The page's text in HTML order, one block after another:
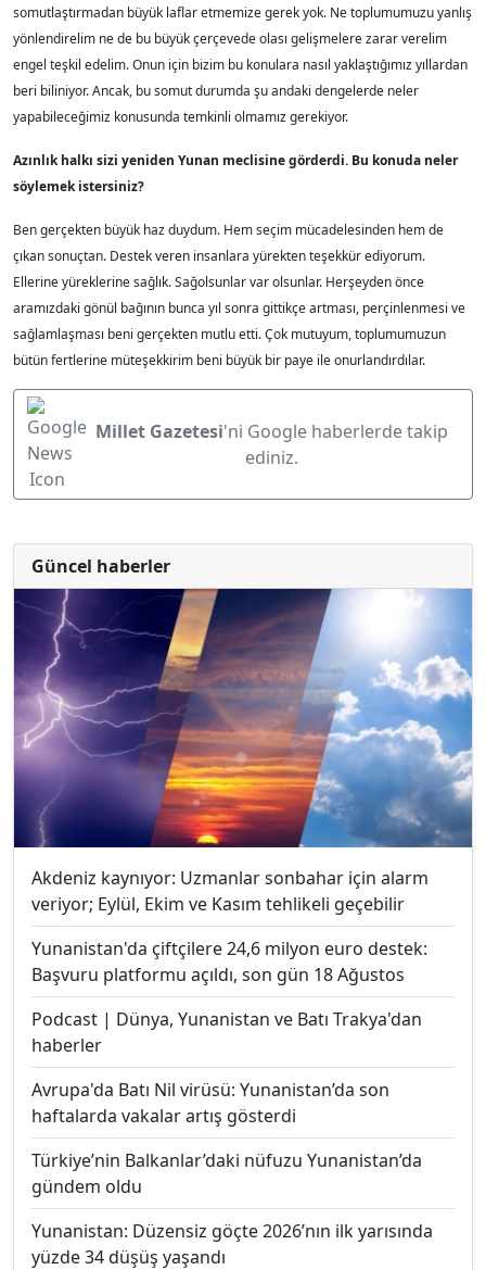
somutlaştırmadan büyük laflar etmemize gerek yok. Ne toplumumuzu yanlış
yönlendirelim ne de bu büyük çerçevede olası gelişmelere zarar verelim
engel teşkil edelim. Onun için bizim bu konulara nasıl yaklaştığımız yıllardan
beri biliniyor. Ancak, bu somut durumda şu andaki dengelerde neler
yapabileceğimiz konusunda temkinli olmamız gerekiyor.
Azınlık halkı sizi yeniden Yunan meclisine görderdi. Bu konuda neler
söylemek istersiniz?
Ben gerçekten büyük haz duydum. Hem seçim mücadelesinden hem de
çıkan sonuçtan. Destek veren insanlara yürekten teşekkür ediyorum.
Ellerine yüreklerine sağlık. Sağolsunlar var olsunlar. Herşeyden önce
aramızdaki gönül bağının bunca yıl sonra gittikçe artması, perçinlenmesi ve
sağlamlaşması beni gerçekten mutlu etti. Çok mutuyum, toplumumuzun
bütün fertlerine müteşekkirim beni büyük bir paye ile onurlandırdılar.
Millet Gazetesi'ni Google haberlerde takip
ediniz.
Güncel haberler
Akdeniz kaynıyor: Uzmanlar sonbahar için alarm
veriyor; Eylül, Ekim ve Kasım tehlikeli geçebilir
Yunanistan'da çiftçilere 24,6 milyon euro destek:
Başvuru platformu açıldı, son gün 18 Ağustos
Podcast | Dünya, Yunanistan ve Batı Trakya'dan
haberler
Avrupa'da Batı Nil virüsü: Yunanistan’da son
haftalarda vakalar artış gösterdi
Türkiye’nin Balkanlar’daki nüfuzu Yunanistan’da
gündem oldu
Yunanistan: Düzensiz göçte 2026’nın ilk yarısında
yüzde 34 düşüş yaşandı